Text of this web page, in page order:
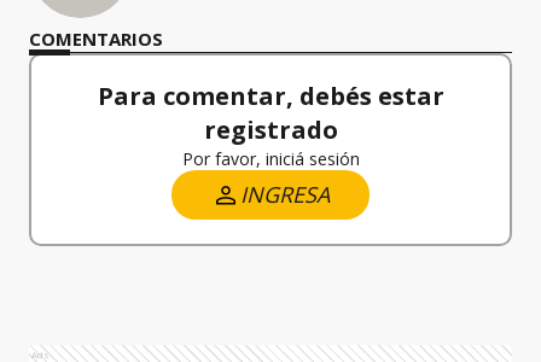
COMENTARIOS
Para comentar, debés estar
registrado
Por favor, iniciá sesión
INGRESA
Ads